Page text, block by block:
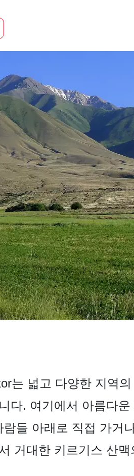
는 넓고 다양한 지역
다. 여기에서 아름다
들 아래로 직접 가거
거대한 키르기스 산